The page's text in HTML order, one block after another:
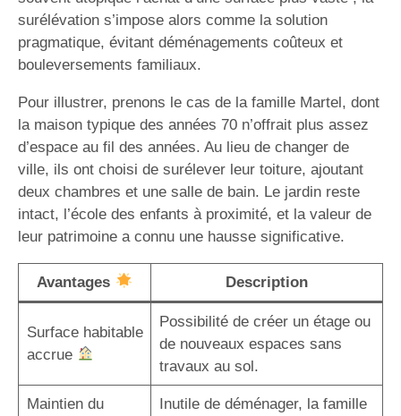
surélévation s’impose alors comme la solution
pragmatique, évitant déménagements coûteux et
bouleversements familiaux.
Pour illustrer, prenons le cas de la famille Martel, dont
la maison typique des années 70 n’offrait plus assez
d’espace au fil des années. Au lieu de changer de
ville, ils ont choisi de surélever leur toiture, ajoutant
deux chambres et une salle de bain. Le jardin reste
intact, l’école des enfants à proximité, et la valeur de
leur patrimoine a connu une hausse significative.
Avantages Description
Surface habitable
accrue
Possibilité de créer un étage ou
de nouveaux espaces sans
travaux au sol.
Maintien du
Inutile de déménager, la famille